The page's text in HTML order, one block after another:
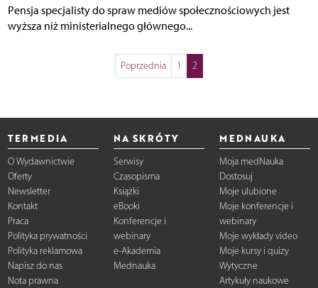
Pensja specjalisty do spraw mediów społecznościowych jest
wyższa niż ministerialnego głównego...
Poprzednia 1 2
TERMEDIA
O Wydawnictwie
Oferty
Newsletter
Kontakt
Praca
Polityka prywatności
Polityka reklamowa
Napisz do nas
Nota prawna
NA SKRÓTY
Serwisy
Czasopisma
Książki
eBooki
Konferencje i
webinary
e-Akademia
Mednauka
MEDNAUKA
Moja medNauka
Dostosuj
Moje ulubione
Moje konferencje i
webinary
Moje wykłady video
Moje kursy i quizy
Wytyczne
Artykuły naukowe